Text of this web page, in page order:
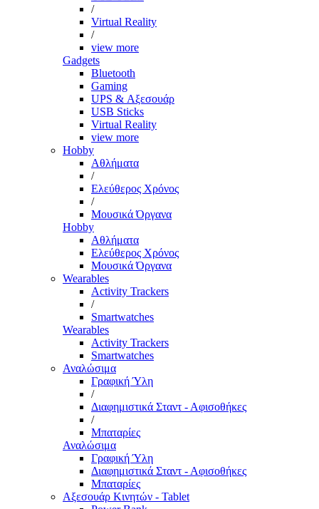
/
Virtual Reality
/
view more
Gadgets
Bluetooth
Gaming
UPS & Αξεσουάρ
USB Sticks
Virtual Reality
view more
Hobby
Αθλήματα
/
Ελεύθερος Χρόνος
/
Μουσικά Όργανα
Hobby
Αθλήματα
Ελεύθερος Χρόνος
Μουσικά Όργανα
Wearables
Activity Trackers
/
Smartwatches
Wearables
Activity Trackers
Smartwatches
Αναλώσιμα
Γραφική Ύλη
/
Διαφημιστικά Σταντ - Αφισοθήκες
/
Μπαταρίες
Αναλώσιμα
Γραφική Ύλη
Διαφημιστικά Σταντ - Αφισοθήκες
Μπαταρίες
Αξεσουάρ Κινητών - Tablet